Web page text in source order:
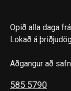
Opið alla daga
Lokað á
Aðgangur að
585 5790